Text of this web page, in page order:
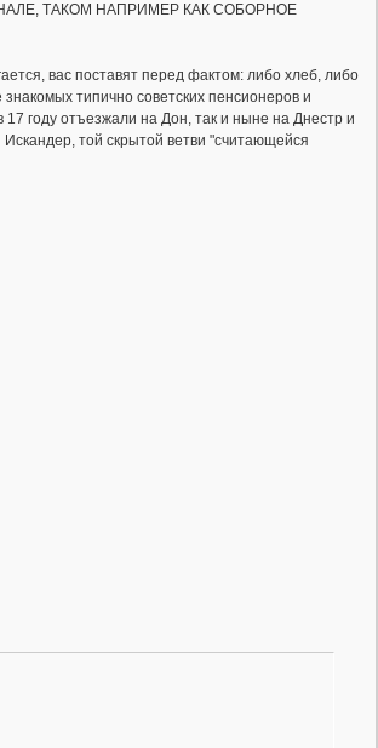
ТАКОМ НАПРИМЕР КАК СОБОРНОЕ
вас поставят перед фактом: либо хлеб, либо
типично советских пенсионеров и
году отъезжали на Дон, так и ныне на Днестр и
той скрытой ветви "считающейся